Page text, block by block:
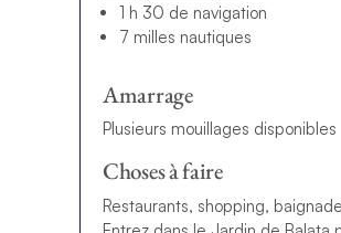
1 h 30 de navigation
7 milles nautiques
Amarrage
Plusieurs mouillages disponibles
Choses à faire
Restaurants, shopping,